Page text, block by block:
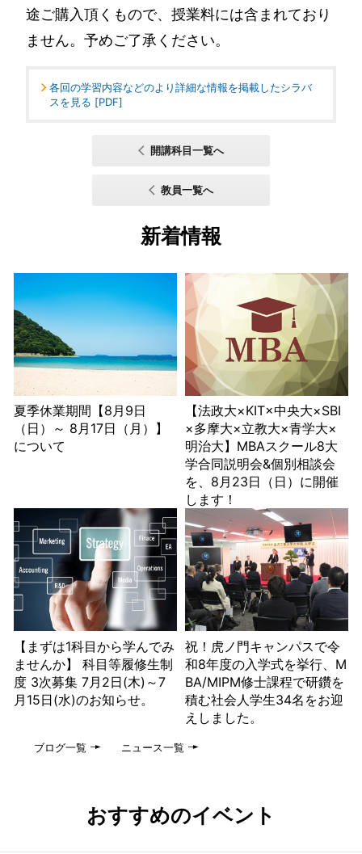
途ご購入頂くもので、授業料には含まれており
ません。予めご了承ください。
各回の学習内容などのより詳細な情報を掲載したシラバ
スを見る [PDF]
開講科目一覧へ
教員一覧へ
新着情報
夏季休業期間【8月9日
（日）～ 8月17日（月）】
について
【法政大×KIT×中央大×SBI
×多摩大×立教大×青学大×
明治大】MBAスクール8大
学合同説明会&個別相談会
を、8月23日（日）に開催
します！
【まずは1科目から学んでみ
ませんか】 科目等履修生制
度 3次募集 7月2日(木)～7
月15日(水)のお知らせ。
祝！虎ノ門キャンパスで令
和8年度の入学式を挙行、M
BA/MIPM修士課程で研鑽を
積む社会人学生34名をお迎
えしました。
ブログ一覧 ニュース一覧
おすすめのイベント